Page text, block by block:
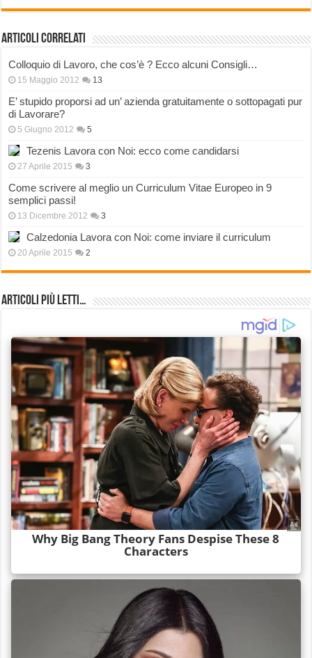
Articoli correlati
Colloquio di Lavoro, che cos’è ? Ecco alcuni Consigli…
15 Maggio 2012 13
E’ stupido proporsi ad un’ azienda gratuitamente o sottopagati pur
di Lavorare?
5 Giugno 2012 5
Tezenis Lavora con Noi: ecco come candidarsi
27 Aprile 2015 3
Come scrivere al meglio un Curriculum Vitae Europeo in 9
semplici passi!
13 Dicembre 2012 3
Calzedonia Lavora con Noi: come inviare il curriculum
20 Aprile 2015 2
Articoli più Letti…